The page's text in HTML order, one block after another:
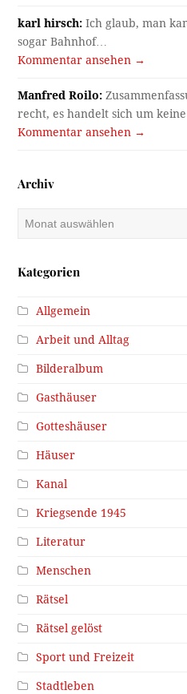
karl hirsch: Ich glaub, man
sogar Bahnhof…
Kommentar ansehen →
Manfred Roilo:
recht, es handelt sich um
Kommentar ansehen →
Archiv
Kategorien
Allgemein
Arbeit und Alltag
Bilderalbum
Gasthäuser
Gotteshäuser
Häuser
Kanal
Kriegsende 1945
Literatur
Menschen
Rätsel
Rätsel gelöst
Sport und Freizeit
Stadtleben